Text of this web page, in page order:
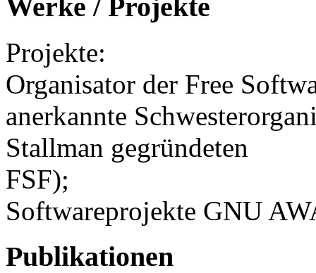
Werke / Projekte
Projekte:
Organisator der Free
anerkannte
Stallman gegründeten
FSF);
Softwareprojekte GNU
Publikationen